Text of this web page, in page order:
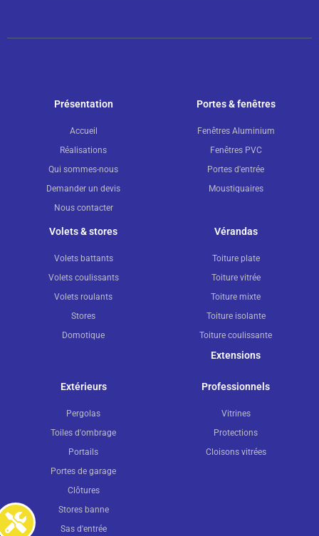
Présentation
Accueil
Réalisations
Qui sommes-nous
Demander un devis
Nous contacter
Portes & fenêtres
Fenêtres Aluminium
Fenêtres PVC
Portes d'entrée
Moustiquaires
Volets & stores
Volets battants
Volets coulissants
Volets roulants
Stores
Domotique
Vérandas
Toiture plate
Toiture vitrée
Toiture mixte
Toiture isolante
Toiture coulissante
Extensions
Extérieurs
Pergolas
Toiles d'ombrage
Portails
Portes de garage
Clôtures
Stores banne
Sas d'entrée
Professionnels
Vitrines
Protections
Cloisons vitrées